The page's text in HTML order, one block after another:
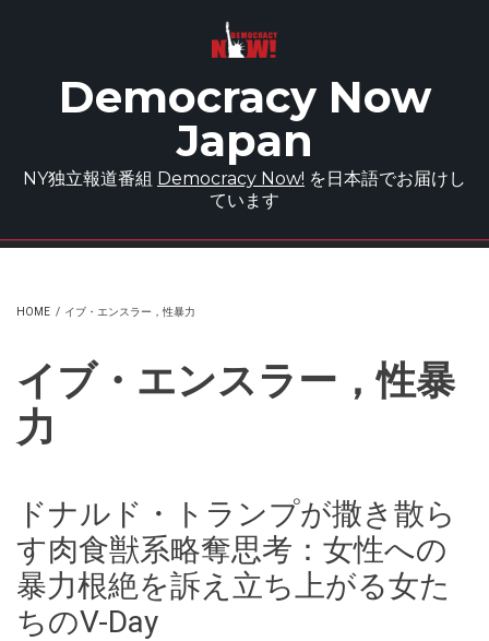
Democracy Now
Japan
NY独立報道番組 Democracy Now! を日本語でお届けし
ています
HOME / イブ・エンスラー，性暴力
イブ・エンスラー，性暴
力
ドナルド・トランプが撒き散ら
す肉食獣系略奪思考：女性への
暴力根絶を訴え立ち上がる女た
ちのV-Day